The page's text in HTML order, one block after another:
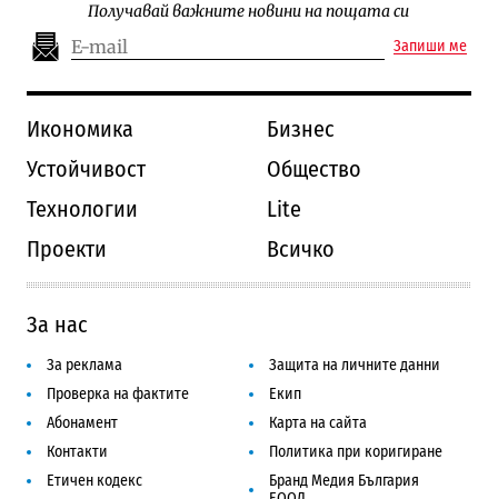
Получавай важните новини на пощата си
Запиши ме
Икономика
Бизнес
Устойчивост
Общество
Технологии
Lite
Проекти
Всичко
За нас
За реклама
Защита на личните данни
Проверка на фактите
Екип
Абонамент
Карта на сайта
Контакти
Политика при коригиране
Етичен кодекс
Бранд Медия България